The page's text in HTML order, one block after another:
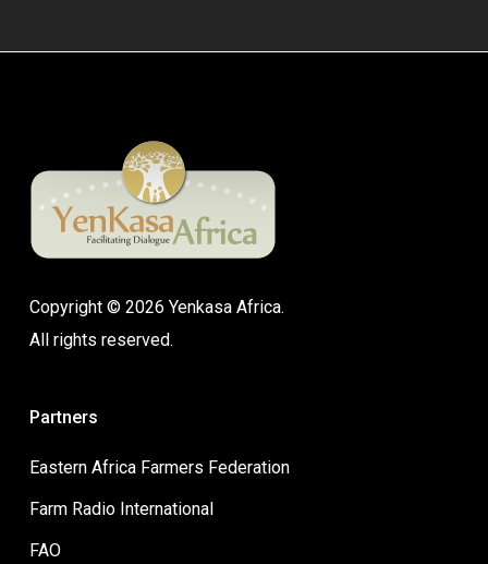
Copyright © 2026 Yenkasa Africa.
All rights reserved.
Partners
Eastern Africa Farmers Federation
Farm Radio International
FAO